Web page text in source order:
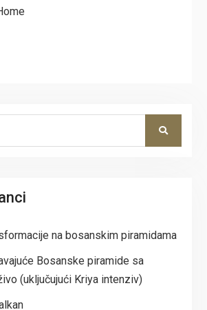
na bosanskim piramidama
Bosanske piramide sa
(uključujući Kriya intenziv)